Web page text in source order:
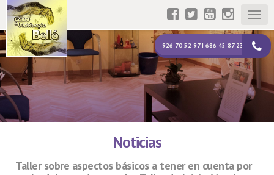
926 70 52 97 | 686 45 87 23
Noticias
Taller sobre aspectos básicos a tener en cuenta por